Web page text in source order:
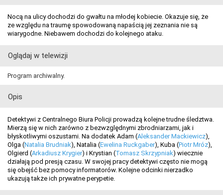
Nocą na ulicy dochodzi do gwałtu na młodej kobiecie. Okazuje się, że
ze względu na traumę spowodowaną napaścią jej zeznania nie są
wiarygodne. Niebawem dochodzi do kolejnego ataku.
Oglądaj w telewizji
Program archiwalny.
Opis
Detektywi z Centralnego Biura Policji prowadzą kolejne trudne śledztwa.
Mierzą się w nich zarówno z bezwzględnymi zbrodniarzami, jak i
błyskotliwymi oszustami. Na dodatek Adam (Aleksander Mackiewicz),
Olga (Natalia Brudniak), Natalia (Ewelina Ruckgaber), Kuba (Piotr Mróz),
Olgierd (Arkadiusz Krygier) i Krystian (Tomasz Skrzypniak) wiecznie
działają pod presją czasu. W swojej pracy detektywi często nie mogą
się obejść bez pomocy informatorów. Kolejne odcinki nierzadko
ukazują także ich prywatne perypetie.